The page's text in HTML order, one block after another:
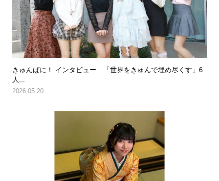
きゅんぱに！ インタビュー 「世界をきゅんで埋め尽くす」6
人...
2026.05.20